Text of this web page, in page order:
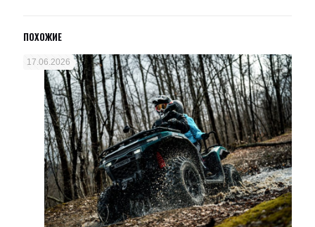
ПОХОЖИЕ
17.06.2026